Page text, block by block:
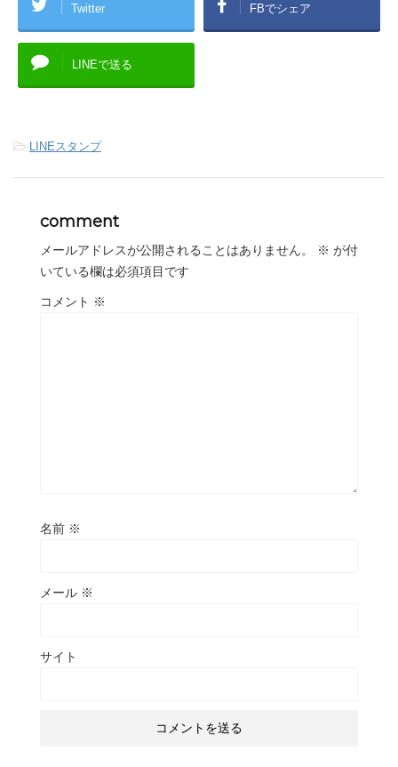
Twitter FBでシェア
LINEで送る
-LINEスタンプ
comment
メールアドレスが公開されることはありません。 ※ が付
いている欄は必須項目です
コメント ※
名前 ※
メール ※
サイト